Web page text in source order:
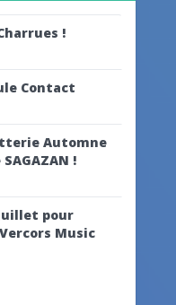
!
Contact
Automne
!
juillet pour
Music